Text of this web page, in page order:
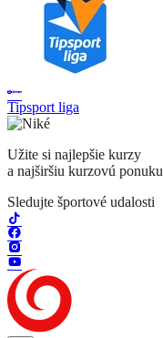
Tipsport liga
Užite si najlepšie kurzy
a najširšiu kurzovú ponuku
Sledujte športové udalosti